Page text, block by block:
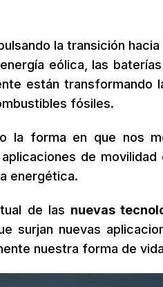
la transición
eólica, las
están transformando
fósiles.
la forma en que nos
de
energética.
de las nuevas
surjan nuevas
nuestra forma de